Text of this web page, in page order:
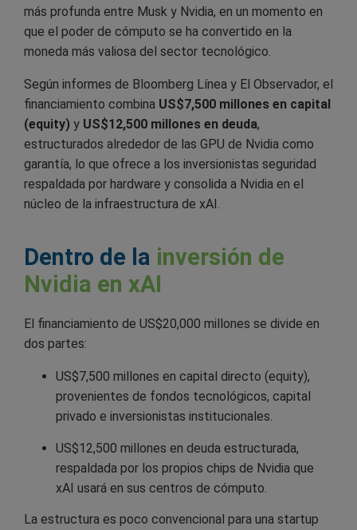
más profunda entre Musk y Nvidia, en un momento en
que el poder de cómputo se ha convertido en la
moneda más valiosa del sector tecnológico.
Según informes de Bloomberg Línea y El Observador, el
financiamiento combina US$7,500 millones en capital
(equity) y US$12,500 millones en deuda,
estructurados alrededor de las GPU de Nvidia como
garantía, lo que ofrece a los inversionistas seguridad
respaldada por hardware y consolida a Nvidia en el
núcleo de la infraestructura de xAI.
Dentro de la inversión de
Nvidia en xAI
El financiamiento de US$20,000 millones se divide en
dos partes:
US$7,500 millones en capital directo (equity),
provenientes de fondos tecnológicos, capital
privado e inversionistas institucionales.
US$12,500 millones en deuda estructurada,
respaldada por los propios chips de Nvidia que
xAI usará en sus centros de cómputo.
La estructura es poco convencional para una startup